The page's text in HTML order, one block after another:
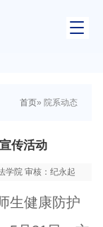
首页» 院系动态
传活动
学院 审核：纪永起
生健康防护